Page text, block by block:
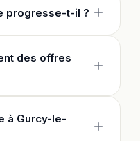
progresse-t-il ?
des offres
à Gurcy-le-